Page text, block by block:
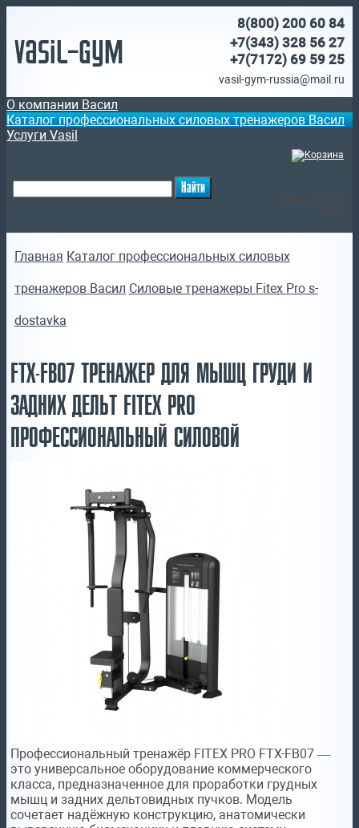
Vasil-Gym
8(800) 200 60 84
+7(343) 328 56 27
+7(7172) 69 59 25
vasil-gym-russia@mail.ru
О компании Васил
Каталог профессиональных силовых тренажеров Васил
Услуги Vasil
Главная Каталог профессиональных силовых
тренажеров Васил Силовые тренажеры Fitex Pro s-
dostavka
FTX-FB07 ТРЕНАЖЕР ДЛЯ МЫШЦ ГРУДИ И
ЗАДНИХ ДЕЛЬТ FITEX PRO
ПРОФЕССИОНАЛЬНЫЙ СИЛОВОЙ
Профессиональный тренажёр FITEX PRO FTX-FB07 —
это универсальное оборудование коммерческого
класса, предназначенное для проработки грудных
мышц и задних дельтовидных пучков. Модель
сочетает надёжную конструкцию, анатомически